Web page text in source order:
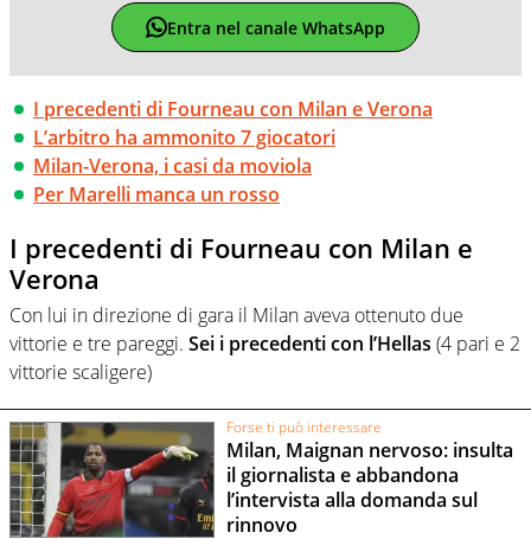
Entra nel canale WhatsApp
I precedenti di Fourneau con Milan e Verona
L’arbitro ha ammonito 7 giocatori
Milan-Verona, i casi da moviola
Per Marelli manca un rosso
I precedenti di Fourneau con Milan e
Verona
Con lui in direzione di gara il Milan aveva ottenuto due
vittorie e tre pareggi. Sei i precedenti con l’Hellas (4 pari e 2
vittorie scaligere)
Forse ti può interessare
Milan, Maignan nervoso: insulta
il giornalista e abbandona
l’intervista alla domanda sul
rinnovo